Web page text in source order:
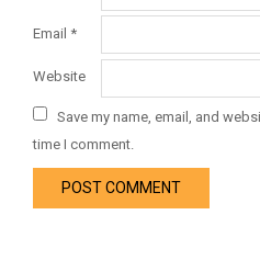
Email *
Website
Save my name, email, and
time I comment.